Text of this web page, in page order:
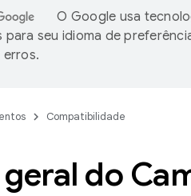
O Google usa
seu idioma de
Compatibilidade
do